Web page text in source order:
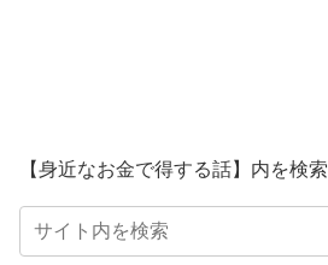
【身近なお金で得する話】内を検索